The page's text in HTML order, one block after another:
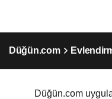
Düğün.com
Düğün.com